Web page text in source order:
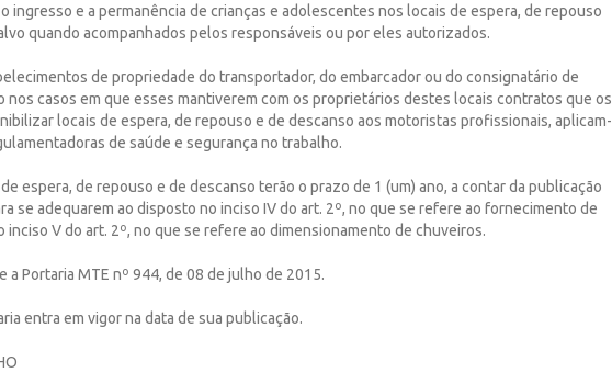
ingresso e a permanência de crianças e adolescentes nos locais de espera, de repouso
quando acompanhados pelos responsáveis ou por eles autorizados.
de propriedade do transportador, do embarcador ou do consignatário de
nos casos em que esses mantiverem com os proprietários destes locais contratos que os
locais de espera, de repouso e de descanso aos motoristas profissionais, aplicam-
de saúde e segurança no trabalho.
espera, de repouso e de descanso terão o prazo de 1 (um) ano, a contar da publicação
se adequarem ao disposto no inciso IV do art. 2º, no que se refere ao fornecimento de
inciso V do art. 2º, no que se refere ao dimensionamento de chuveiros.
a Portaria MTE nº 944, de 08 de julho de 2015.
entra em vigor na data de sua publicação.